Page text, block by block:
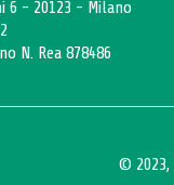
6 - 20123 - Milano
N. Rea 878486
© 2023,